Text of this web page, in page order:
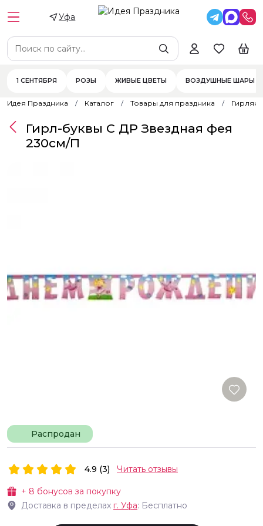
Уфа
1 СЕНТЯБРЯ РОЗЫ ЖИВЫЕ ЦВЕТЫ ВОЗДУШНЫЕ ШАРЫ
Идея Праздника Каталог Товары для праздника
Распродан
Гирл-буквы С ДР Звездная фея
230см/П
+ 8 бонусов за покупку
Доставка в пределах г. Уфа: Бесплатно
4.9 (3) Читать отзывы